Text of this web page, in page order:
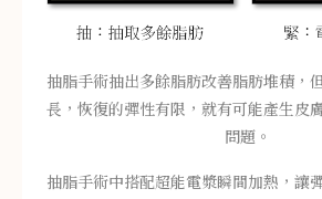
抽脂手術抽出多餘脂肪改善脂肪堆積，
長，恢復的彈性有限，就有可能產生皮
問題。
抽脂手術中搭配超能電漿瞬間加熱，讓